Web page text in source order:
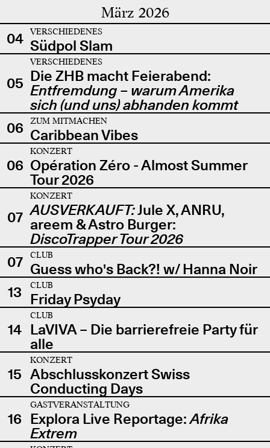
März 2026
04 VERSCHIEDENES
Südpol Slam
05
VERSCHIEDENES
Die ZHB macht Feierabend:
Entfremdung – warum Amerika
sich (und uns) abhanden kommt
06
ZUM MITMACHEN
Caribbean Vibes
06
KONZERT
Opération Zéro - Almost Summer
Tour 2026
07
KONZERT
AUSVERKAUFT:Jule X, ANRU,
areem & Astro Burger:
DiscoTrapper Tour 2026
07
CLUB
Guess who's Back?! w/ Hanna Noir
13
CLUB
Friday Psyday
14
CLUB
LaVIVA – Die barrierefreie Party für
alle
15
KONZERT
Abschlusskonzert Swiss
Conducting Days
16
GASTVERANSTALTUNG
Explora Live Reportage:Afrika
Extrem